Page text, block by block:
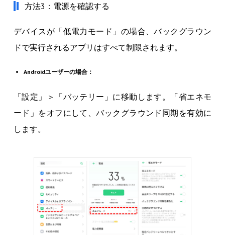
方法3：電源を確認する
デバイスが「低電力モード」の場合、バックグラウン
ドで実行されるアプリはすべて制限されます。
Androidユーザーの場合：
「設定」＞「バッテリー」に移動します。「省エネモ
ード」をオフにして、バックグラウンド同期を有効に
します。